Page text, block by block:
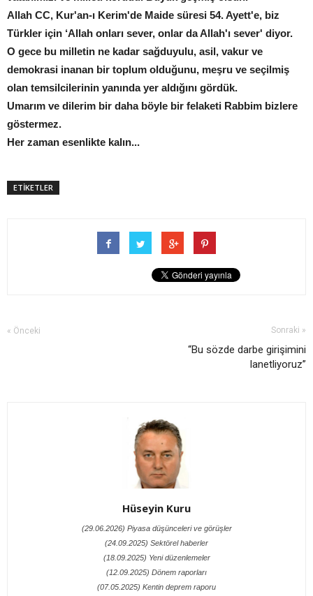
Allah CC, Kur'an-ı Kerim'de Maide süresi 54. Ayett'e, biz
Türkler için ‘Allah onları sever, onlar da Allah'ı sever' diyor.
O gece bu milletin ne kadar sağduyulu, asil, vakur ve
demokrasi inanan bir toplum olduğunu, meşru ve seçilmiş
olan temsilcilerinin yanında yer aldığını gördük.
Umarım ve dilerim bir daha böyle bir felaketi Rabbim bizlere
göstermez.
Her zaman esenlikte kalın...
ETİKETLER
« Önceki Sonraki »
“Bu sözde darbe girişimini
lanetliyoruz”
Hüseyin Kuru
(29.06.2026) Piyasa düşünceleri ve görüşler
(24.09.2025) Sektörel haberler
(18.09.2025) Yeni düzenlemeler
(12.09.2025) Dönem raporları
(07.05.2025) Kentin deprem raporu